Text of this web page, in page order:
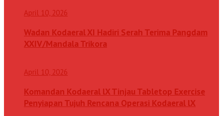
April 10, 2026
Wadan Kodaeral XI Hadiri Serah Terima Pangdam
XXIV/Mandala Trikora
April 10, 2026
Komandan Kodaeral lX Tinjau Tabletop Exercise
Penyiapan Tujuh Rencana Operasi Kodaeral lX